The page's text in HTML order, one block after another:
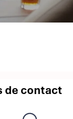
de contact